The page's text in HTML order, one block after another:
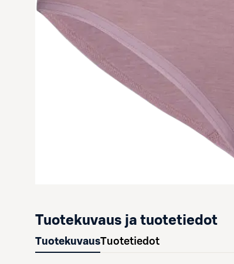
Tuotekuvaus ja tuotetiedot
TuotekuvausTuotetiedot